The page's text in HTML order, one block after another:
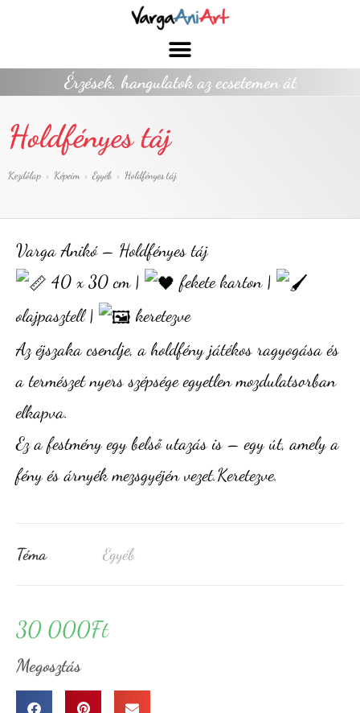
Érzések, hangulatok az ecsetemen át
Holdfényes táj
Kezdőlap > Képeim > Egyéb > Holdfényes táj
Varga Anikó – Holdfényes táj
40 x 30 cm |
fekete karton |
olajpasztell |
keretezve
Az éjszaka csendje, a holdfény játékos ragyogása és
a természet nyers szépsége egyetlen mozdulatsorban
elkapva.
Ez a festmény egy belső utazás is – egy út, amely a
fény és árnyék mezsgyéjén vezet.Keretezve.
Téma Egyéb
30 000Ft
Megosztás